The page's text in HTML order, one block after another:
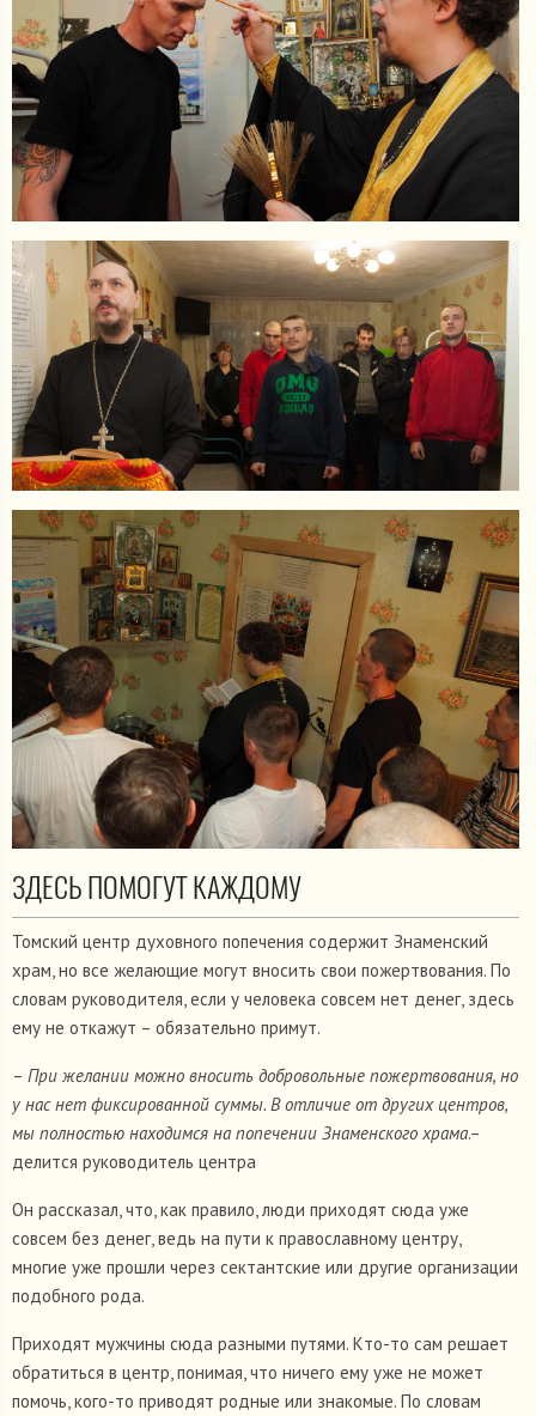
ЗДЕСЬ ПОМОГУТ КАЖДОМУ
Томский центр духовного попечения содержит Знаменский
храм, но все желающие могут вносить свои пожертвования. По
словам руководителя, если у человека совсем нет денег, здесь
ему не откажут – обязательно примут.
– При желании можно вносить добровольные пожертвования, но
у нас нет фиксированной суммы. В отличие от других центров,
мы полностью находимся на попечении Знаменского храма.–
делится руководитель центра
Он рассказал, что, как правило, люди приходят сюда уже
совсем без денег, ведь на пути к православному центру,
многие уже прошли через сектантские или другие организации
подобного рода.
Приходят мужчины сюда разными путями. Кто-то сам решает
обратиться в центр, понимая, что ничего ему уже не может
помочь, кого-то приводят родные или знакомые. По словам